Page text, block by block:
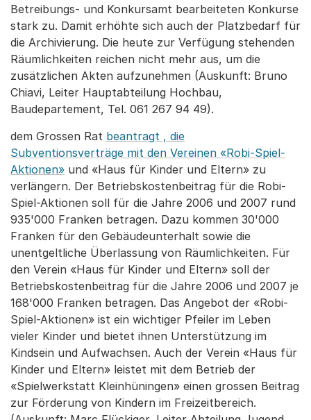
Betreibungs- und Konkursamt bearbeiteten Konkurse
stark zu. Damit erhöhte sich auch der Platzbedarf für
die Archivierung. Die heute zur Verfügung stehenden
Räumlichkeiten reichen nicht mehr aus, um die
zusätzlichen Akten aufzunehmen (Auskunft: Bruno
Chiavi, Leiter Hauptabteilung Hochbau,
Baudepartement, Tel. 061 267 94 49).
dem Grossen Rat beantragt , die
Subventionsverträge mit den Vereinen «Robi-Spiel-
Aktionen» und «Haus für Kinder und Eltern» zu
verlängern. Der Betriebskostenbeitrag für die Robi-
Spiel-Aktionen soll für die Jahre 2006 und 2007 rund
935'000 Franken betragen. Dazu kommen 30'000
Franken für den Gebäudeunterhalt sowie die
unentgeltliche Überlassung von Räumlichkeiten. Für
den Verein «Haus für Kinder und Eltern» soll der
Betriebskostenbeitrag für die Jahre 2006 und 2007 je
168'000 Franken betragen. Das Angebot der «Robi-
Spiel-Aktionen» ist ein wichtiger Pfeiler im Leben
vieler Kinder und bietet ihnen Unterstützung im
Kindsein und Aufwachsen. Auch der Verein «Haus für
Kinder und Eltern» leistet mit dem Betrieb der
«Spielwerkstatt Kleinhüningen» einen grossen Beitrag
zur Förderung von Kindern im Freizeitbereich.